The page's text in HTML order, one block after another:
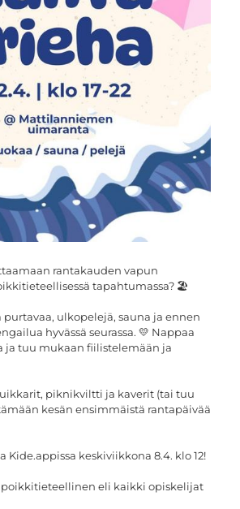
rantakauden vapun
tapahtumassa? 🏖️
purtavaa, ulkopelejä, sauna ja ennen
hyvässä seurassa. 💛 Nappaa
ja tuu mukaan fiilistelemään ja
piknikviltti ja kaverit (tai tuu
kesän ensimmäistä rantapäivää
Kide.appissa keskiviikkona 8.4. klo 12!
poikkitieteellinen eli kaikki opiskelijat